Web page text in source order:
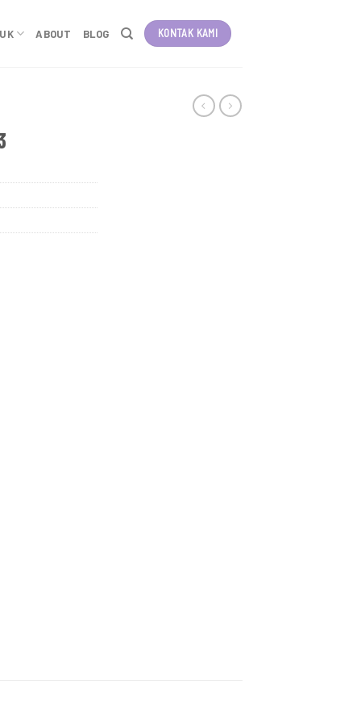
ABOUT BLOG KONTAK KAMI